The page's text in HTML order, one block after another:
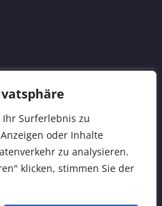
Ihr Surferlebnis zu
oder Inhalte
zu analysieren.
klicken, stimmen Sie der